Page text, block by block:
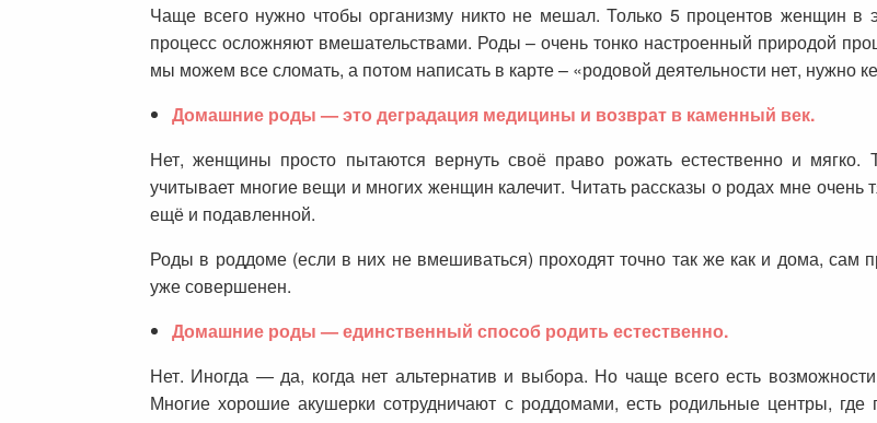
Чаще всего нужно чтобы организму никто не мешал. Только 5 процентов женщин в
процесс осложняют вмешательствами. Роды – очень тонко настроенный природой
мы можем все сломать, а потом написать в карте – «родовой деятельности нет, нужно
Домашние роды — это деградация медицины и возврат в каменный век.
Нет, женщины просто пытаются вернуть своё право рожать естественно и
учитывает многие вещи и многих женщин калечит. Читать рассказы о родах мне очень
ещё и подавленной.
Роды в роддоме (если в них не вмешиваться) проходят точно так же как и дома, сам
уже совершенен.
Домашние роды — единственный способ родить естественно.
Нет. Иногда — да, когда нет альтернатив и выбора. Но чаще всего есть
Многие хорошие акушерки сотрудничают с роддомами, есть родильные центры,